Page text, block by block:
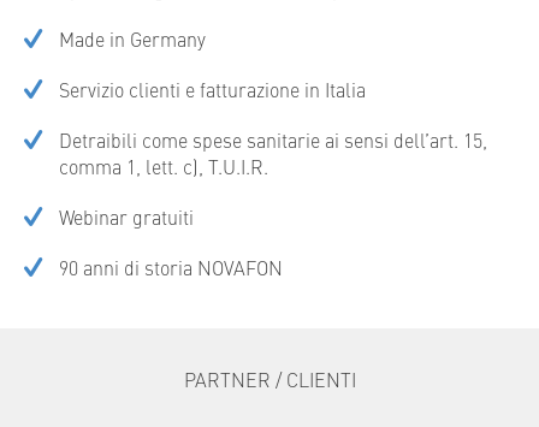
Made in Germany
Servizio clienti e fatturazione in Italia
Detraibili come spese sanitarie ai sensi dell’art. 15,
comma 1, lett. c), T.U.I.R.
Webinar gratuiti
90 anni di storia NOVAFON
PARTNER / CLIENTI